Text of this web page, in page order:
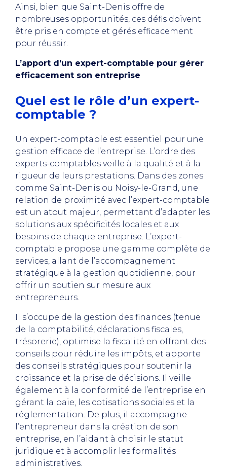
Ainsi, bien que Saint-Denis offre de
nombreuses opportunités, ces défis doivent
être pris en compte et gérés efficacement
pour réussir.
L’apport d’un expert-comptable pour gérer
efficacement son entreprise
Quel est le rôle d’un expert-
comptable ?
Un expert-comptable est essentiel pour une
gestion efficace de l’entreprise. L’ordre des
experts-comptables veille à la qualité et à la
rigueur de leurs prestations. Dans des zones
comme Saint-Denis ou Noisy-le-Grand, une
relation de proximité avec l’expert-comptable
est un atout majeur, permettant d’adapter les
solutions aux spécificités locales et aux
besoins de chaque entreprise. L’expert-
comptable propose une gamme complète de
services, allant de l’accompagnement
stratégique à la gestion quotidienne, pour
offrir un soutien sur mesure aux
entrepreneurs.
Il s’occupe de la gestion des finances (tenue
de la comptabilité, déclarations fiscales,
trésorerie), optimise la fiscalité en offrant des
conseils pour réduire les impôts, et apporte
des conseils stratégiques pour soutenir la
croissance et la prise de décisions. Il veille
également à la conformité de l’entreprise en
gérant la paie, les cotisations sociales et la
réglementation. De plus, il accompagne
l’entrepreneur dans la création de son
entreprise, en l’aidant à choisir le statut
juridique et à accomplir les formalités
administratives.